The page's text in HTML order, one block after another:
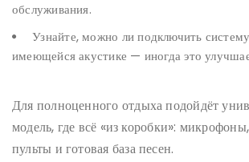
обслуживания.
Узнайте, можно ли подключить
имеющейся акустике — иногда это
Для полноценного отдыха подойдёт
модель, где всё «из коробки»:
пульты и готовая база песен.